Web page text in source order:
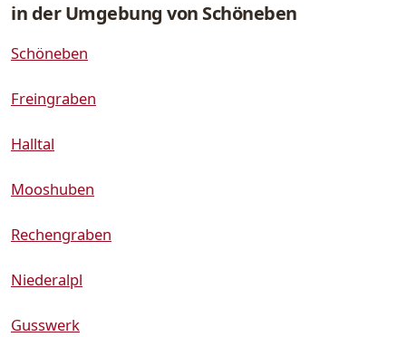
in der Umgebung von Schöneben
Schöneben
Freingraben
Halltal
Mooshuben
Rechengraben
Niederalpl
Gusswerk